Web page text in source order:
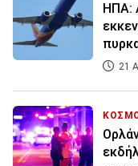
ΗΠΑ:
21